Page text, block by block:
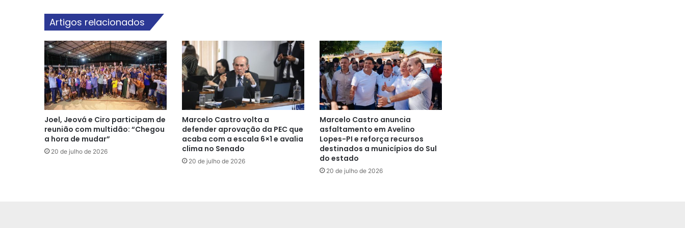
Artigos relacionados
Joel, Jeová e Ciro participam de
reunião com multidão: “Chegou
a hora de mudar”
20 de julho de 2026
Marcelo Castro volta a
defender aprovação da PEC que
acaba com a escala 6×1 e avalia
clima no Senado
20 de julho de 2026
Marcelo Castro anuncia
asfaltamento em Avelino
Lopes-PI e reforça recursos
destinados a municípios do Sul
do estado
20 de julho de 2026